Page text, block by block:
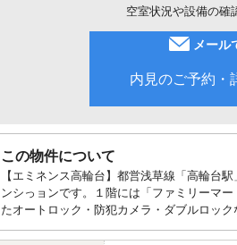
空室状況や設備の確
メール
内見のご予約・
この物件について
【エミネンス高輪台】都営浅草線「高輪台
ンシっョンです。１階には「ファミリーマ
たオートロック・防犯カメラ・ダブルロッ